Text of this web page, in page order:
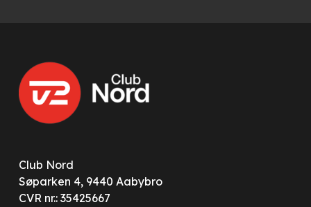
Club Nord
Søparken 4, 9440 Aabybro
CVR nr.: 35425667